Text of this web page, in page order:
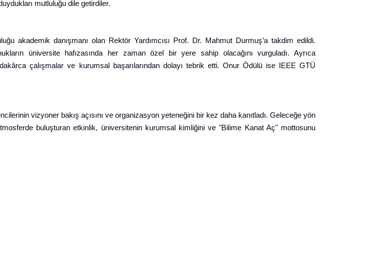
mutluluğu dile getirdiler.
akademik danışmanı olan Rektör Yardımcısı Prof. Dr. Mahmut Durmuş’a takdim edildi.
üniversite hafızasında her zaman özel bir yere sahip olacağını vurguladı. Ayrıca
çalışmalar ve kurumsal başarılarından dolayı tebrik etti. Onur Ödülü ise IEEE GTÜ
vizyoner bakış açısını ve organizasyon yeteneğini bir kez daha kanıtladı. Geleceğe yön
buluşturan etkinlik, üniversitenin kurumsal kimliğini ve "Bilime Kanat Aç" mottosunu